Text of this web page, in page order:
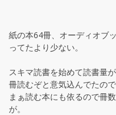
紙の本64冊、オーディオブ
ってたより少ない。
スキマ読書を始めて読書量
冊読むぞと意気込んでたの
まぁ読む本にも依るので冊
が。